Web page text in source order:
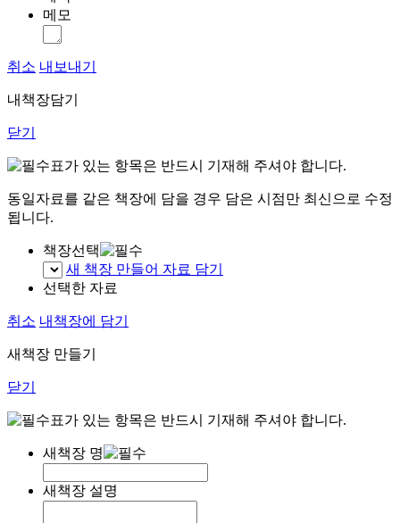
메모
취소 내보내기
내책장담기
닫기
표가 있는 항목은 반드시 기재해 주셔야 합니다.
동일자료를 같은 책장에 담을 경우 담은 시점만 최신으로 수정
됩니다.
책장선택
새 책장 만들어 자료 담기
선택한 자료
취소 내책장에 담기
새책장 만들기
닫기
표가 있는 항목은 반드시 기재해 주셔야 합니다.
새책장 명
새책장 설명